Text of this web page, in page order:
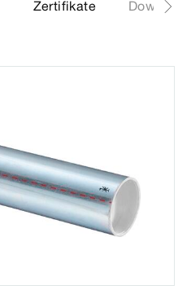
Zertifikate